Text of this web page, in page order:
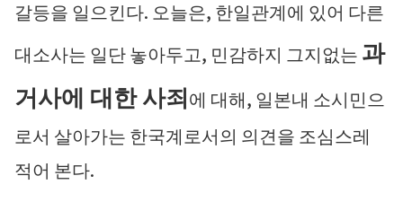
갈등을 일으킨다. 오늘은, 한일관계에 있어 다른
대소사는 일단 놓아두고, 민감하지 그지없는 과
거사에 대한 사죄에 대해, 일본내 소시민으
로서 살아가는 한국계로서의 의견을 조심스레
적어 본다.